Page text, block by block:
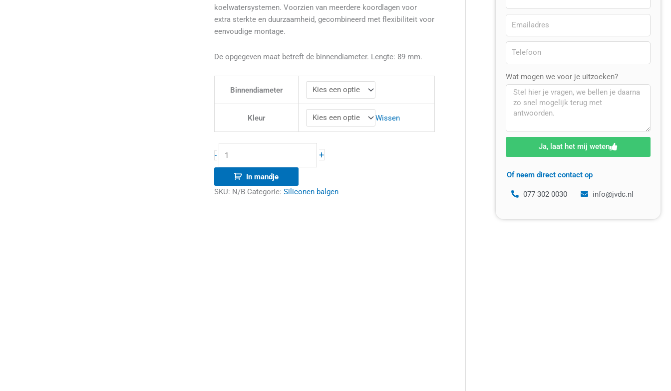
koelwatersystemen. Voorzien van meerdere koordlagen voor
extra sterkte en duurzaamheid, gecombineerd met flexibiliteit voor
eenvoudige montage.
De opgegeven maat betreft de binnendiameter. Lengte: 89 mm.
Binnendiameter
Kleur Wissen
- +
In mandje
SKU: N/B Categorie: Siliconen balgen
Wat mogen we voor je uitzoeken?
Ja, laat het mij weten
Of neem direct contact op
077 302 0030 info@jvdc.nl